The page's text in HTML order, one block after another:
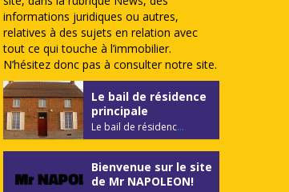
informations juridiques ou autres,
relatives à des sujets en relation avec
tout ce qui touche à l’immobilier.
N’hésitez donc pas à consulter notre site.
Le bail de résidence
principale
Le bail de résidenc...
Bienvenue sur le site
de Mr NAPOLEON!